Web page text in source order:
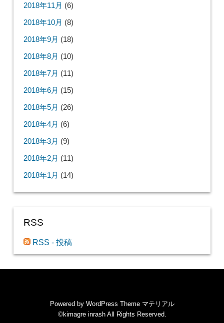
2018年11月 (6)
2018年10月 (8)
2018年9月 (18)
2018年8月 (10)
2018年7月 (11)
2018年6月 (15)
2018年5月 (26)
2018年4月 (6)
2018年3月 (9)
2018年2月 (11)
2018年1月 (14)
RSS
RSS - 投稿
Powered by WordPress Theme マテリアル
©kimagre inrashAll Rights Reserved.